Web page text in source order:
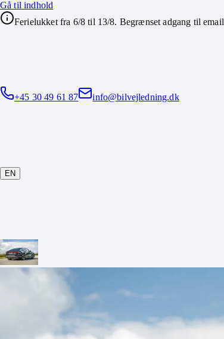
Gå til indhold
Ferielukket fra 6/8 til 13/8. Begrænset adgang til email
+45 30 49 61 87 info@bilvejledning.dk
EN